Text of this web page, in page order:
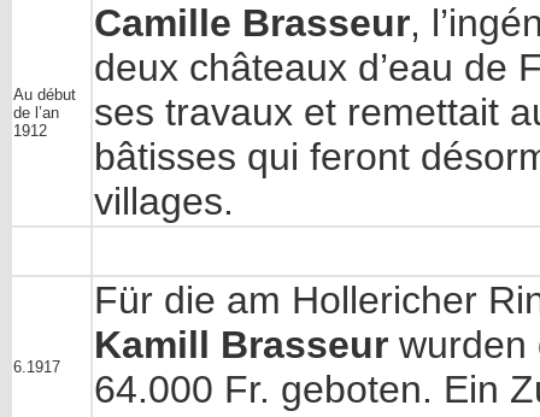
Au début
de l’an
1912
Camille Brasseur,
deux châteaux d’eau de
ses travaux et remettait
bâtisses qui feront
villages.
6.1917
Für die am Hollericher
Kamill Brasseur wurden
64.000 Fr. geboten. Ein